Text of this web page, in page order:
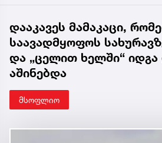
დააკავეს მამაკაცი,
საავადმყოფოს
და „ცელით ხელში“ იდგა
აშინებდა
მსოფლიო